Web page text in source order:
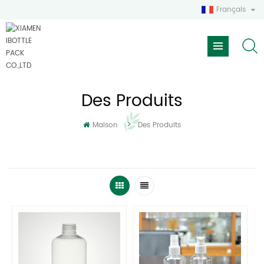
Français
Des Produits
Maison > Des Produits